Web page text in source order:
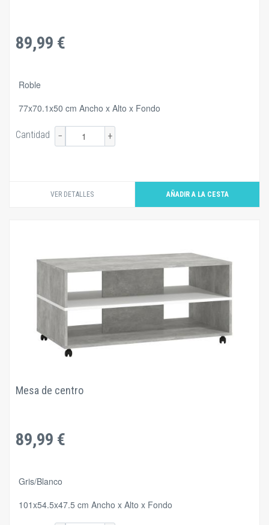
89,99 €
Roble
77x70.1x50 cm Ancho x Alto x Fondo
Cantidad − +
VER DETALLES
Mesa de centro
89,99 €
Gris/Blanco
101x54.5x47.5 cm Ancho x Alto x Fondo